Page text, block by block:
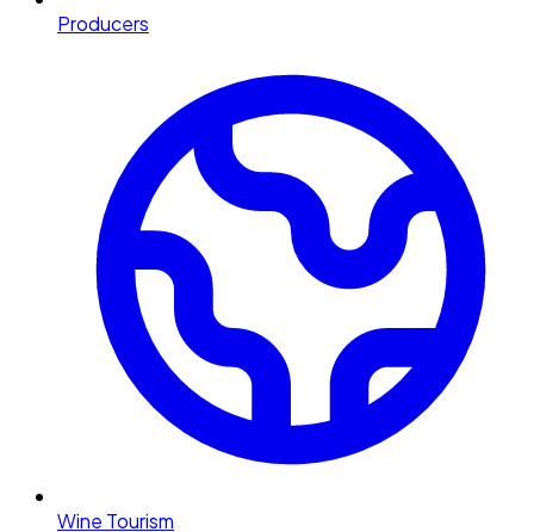
Producers
Wine Tourism